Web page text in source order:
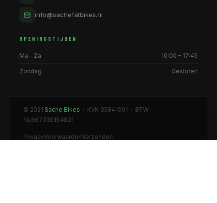
info@sachefatbikes.nl
OPENINGSTIJDEN
Ma – Za 10:00 – 17:45
Zondag Gesloten
© 2021 Sache Bikes · KVK 95841091 · BTW
NL867335154B01
PrivacyVoorwaardenVerzenden